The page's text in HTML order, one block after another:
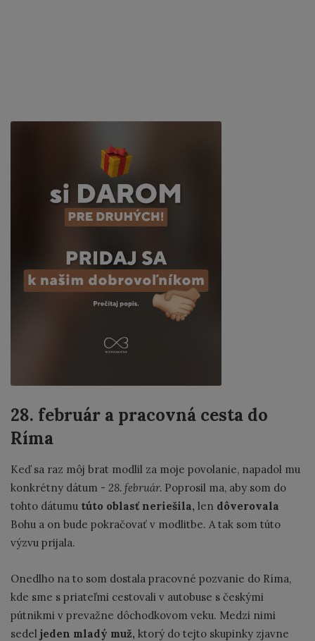
28. február a pracovná cesta do
Ríma
Keď sa raz môj brat modlil za moje povolanie, napadol mu
konkrétny dátum - 28. február. Poprosil ma, aby som do
tohto dátumu túto oblasť neriešila, len dôverovala
Bohu a on bude pokračovať v modlitbe. A tak som túto
výzvu prijala.
Onedlho na to som dostala pracovné pozvanie do Ríma,
kde sme s priateľmi cestovali v autobuse s českými
pútnikmi v prevažne dôchodkovom veku. Medzi nimi
sedel jeden mladý muž, ktorý do tejto skupinky zjavne